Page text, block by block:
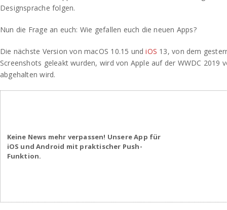
Designsprache folgen.
Nun die Frage an euch: Wie gefallen euch die neuen Apps?
Die nächste Version von macOS 10.15 undiOS 13, von dem
Screenshots geleakt wurden, wird von Apple auf der WWDC 2019
abgehalten wird.
Keine News mehr verpassen! Unsere App für
iOS und Android mit praktischer Push-
Funktion.